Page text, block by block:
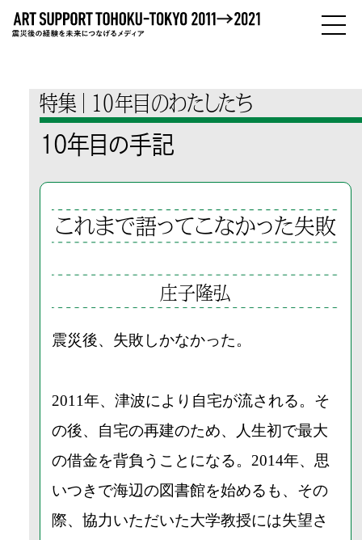
ひとびと
ABOUT
わたしたちについて
特集 10年目のわたしたち
10年目の手記
これまで語ってこなかった失敗
庄子隆弘
震災後、失敗しかなかった。
2011年、津波により自宅が流される。そ
の後、自宅の再建のため、人生初で最大
の借金を背負うことになる。2014年、思
いつきで海辺の図書館を始めるも、その
際、協力いただいた大学教授には失望さ